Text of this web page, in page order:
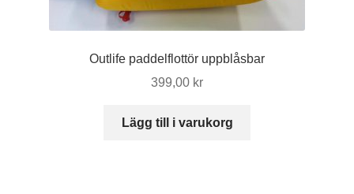
Outlife paddelflottör uppblåsbar
399,00 kr
Lägg till i varukorg